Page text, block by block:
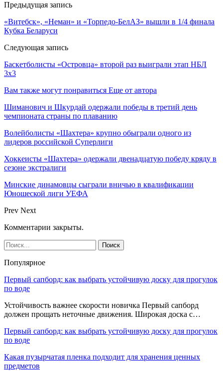
Предыдущая запись
«Витебск», «Неман» и «Торпедо-БелАЗ» вышли в 1/4 финала
Кубка Беларуси
Следующая запись
Баскетболисты «Островца» второй раз выиграли этап НБЛ
3х3
Вам также могут понравиться Еще от автора
Шиманович и Шкурдай одержали победы в третий день
чемпионата страны по плаванию
Волейболисты «Шахтера» крупно обыграли одного из
лидеров российской Суперлиги
Хоккеисты «Шахтера» одержали двенадцатую победу кряду в
сезоне экстралиги
Минские динамовцы сыграли вничью в квалификации
Юношеской лиги УЕФА
Prev Next
Комментарии закрыты.
Популярное
Первый сапборд: как выбрать устойчивую доску для прогулок
по воде
Устойчивость важнее скорости новичка Первый сапборд
должен прощать неточные движения. Широкая доска с…
Первый сапборд: как выбрать устойчивую доску для прогулок
по воде
Какая пузырчатая пленка подходит для хранения ценных
предметов